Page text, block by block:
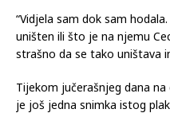
“Vidjela sam dok sam
uništen ili što je na njemu
strašno da se tako uništava
Tijekom jučerašnjeg dana
je još jedna snimka istog